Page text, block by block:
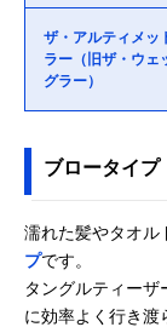
ザ・アルティメッ
ラー（旧ザ・ウェ
グラー）
ブロータイプ
濡れた髪やタオル
プです。
タングルティー
に効率よく行き渡